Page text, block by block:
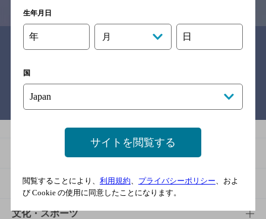
関連リンク
商品TOP
商品一覧
知る・楽しむ
知る・楽しむTOP
文化・スポーツ
生年月日
年 月 日
国
サイトを閲覧する
閲覧することにより、 利用規約、 プライバシーポリシー、およ
び Cookie の使用に同意したことになります。